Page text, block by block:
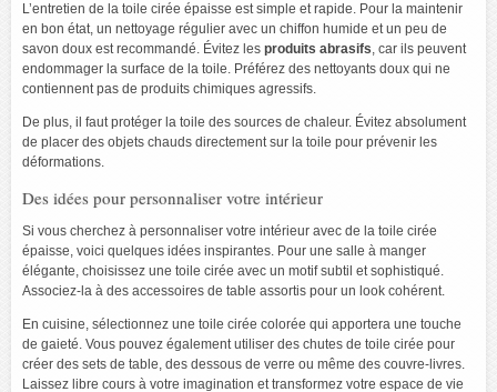
L’entretien de la toile cirée épaisse est simple et rapide. Pour la maintenir
en bon état, un nettoyage régulier avec un chiffon humide et un peu de
savon doux est recommandé. Évitez les produits abrasifs, car ils peuvent
endommager la surface de la toile. Préférez des nettoyants doux qui ne
contiennent pas de produits chimiques agressifs.
De plus, il faut protéger la toile des sources de chaleur. Évitez absolument
de placer des objets chauds directement sur la toile pour prévenir les
déformations.
Des idées pour personnaliser votre intérieur
Si vous cherchez à personnaliser votre intérieur avec de la toile cirée
épaisse, voici quelques idées inspirantes. Pour une salle à manger
élégante, choisissez une toile cirée avec un motif subtil et sophistiqué.
Associez-la à des accessoires de table assortis pour un look cohérent.
En cuisine, sélectionnez une toile cirée colorée qui apportera une touche
de gaieté. Vous pouvez également utiliser des chutes de toile cirée pour
créer des sets de table, des dessous de verre ou même des couvre-livres.
Laissez libre cours à votre imagination et transformez votre espace de vie